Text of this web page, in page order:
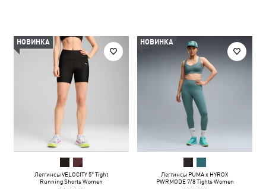
НОВИНКА
Леггинсы VELOCITY 5" Tight
Running Shorts Women
НОВИНКА
Леггинсы PUMA x HYROX
PWRMODE 7/8 Tights Women